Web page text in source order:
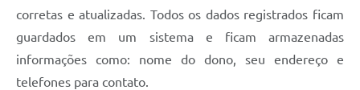
corretas e atualizadas. Todos os dados registrados ficam
guardados em um sistema e ficam armazenadas
informações como: nome do dono, seu endereço e
telefones para contato.